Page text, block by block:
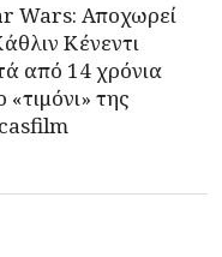
Wars: Αποχωρεί
Κένεντι
από 14 χρόνια
«τιμόνι» της